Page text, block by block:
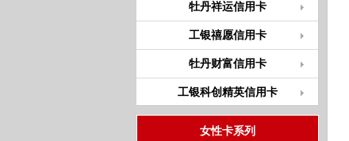
牡丹祥运信用卡
工银禧愿信用卡
牡丹财富信用卡
工银科创精英信用卡
女性卡系列